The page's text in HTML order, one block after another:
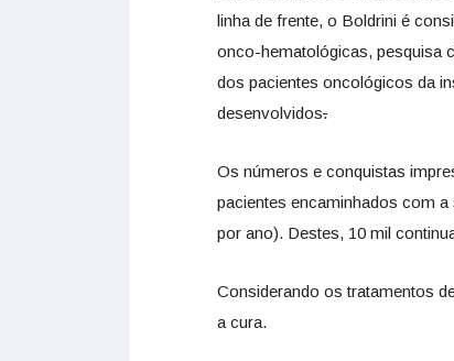
linha de frente, o Boldrini é
onco-hematológicas, pesquisa
dos pacientes oncológicos da
desenvolvidos.
Os números e conquistas
pacientes encaminhados com
por ano). Destes, 10 mil
Considerando os tratamentos
a cura.